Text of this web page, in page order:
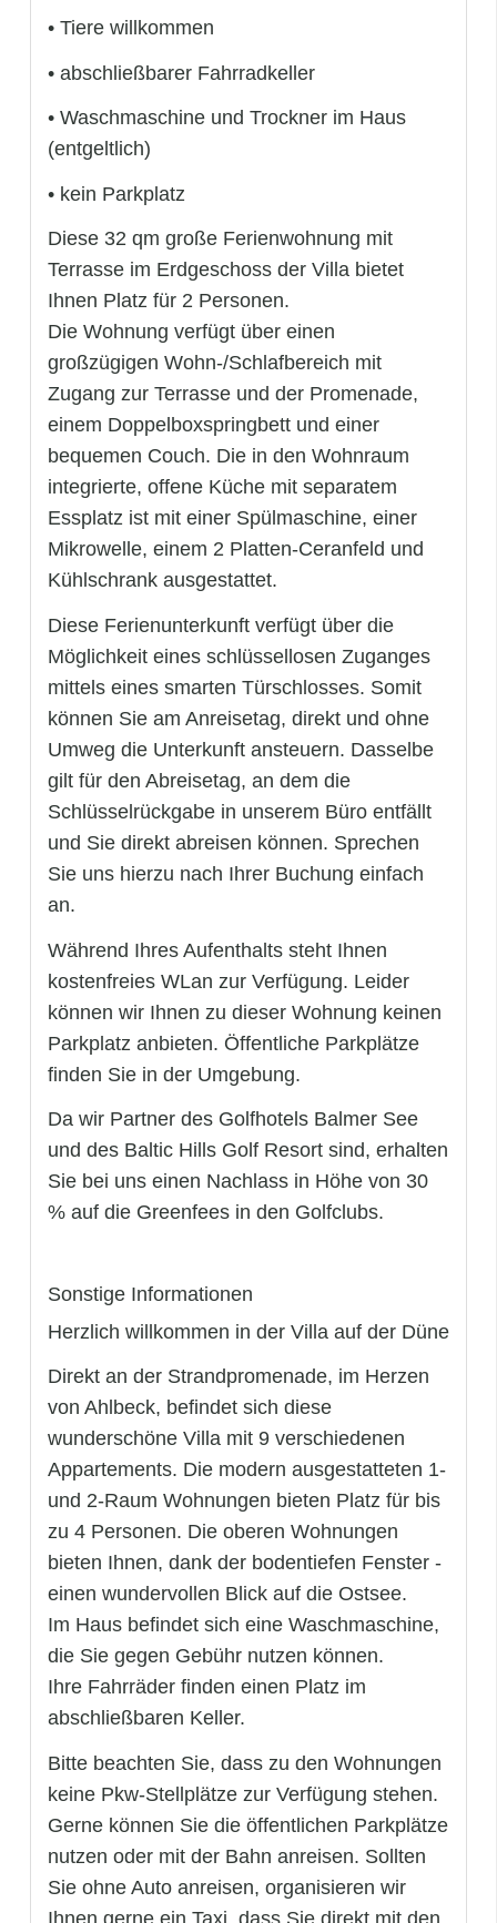
• Tiere willkommen
• abschließbarer Fahrradkeller
• Waschmaschine und Trockner im Haus
(entgeltlich)
• kein Parkplatz
Diese 32 qm große Ferienwohnung mit
Terrasse im Erdgeschoss der Villa bietet
Ihnen Platz für 2 Personen.
Die Wohnung verfügt über einen
großzügigen Wohn-/Schlafbereich mit
Zugang zur Terrasse und der Promenade,
einem Doppelboxspringbett und einer
bequemen Couch. Die in den Wohnraum
integrierte, offene Küche mit separatem
Essplatz ist mit einer Spülmaschine, einer
Mikrowelle, einem 2 Platten-Ceranfeld und
Kühlschrank ausgestattet.
Diese Ferienunterkunft verfügt über die
Möglichkeit eines schlüssellosen Zuganges
mittels eines smarten Türschlosses. Somit
können Sie am Anreisetag, direkt und ohne
Umweg die Unterkunft ansteuern. Dasselbe
gilt für den Abreisetag, an dem die
Schlüsselrückgabe in unserem Büro entfällt
und Sie direkt abreisen können. Sprechen
Sie uns hierzu nach Ihrer Buchung einfach
an.
Während Ihres Aufenthalts steht Ihnen
kostenfreies WLan zur Verfügung. Leider
können wir Ihnen zu dieser Wohnung keinen
Parkplatz anbieten. Öffentliche Parkplätze
finden Sie in der Umgebung.
Da wir Partner des Golfhotels Balmer See
und des Baltic Hills Golf Resort sind, erhalten
Sie bei uns einen Nachlass in Höhe von 30
% auf die Greenfees in den Golfclubs.
Sonstige Informationen
Herzlich willkommen in der Villa auf der Düne
Direkt an der Strandpromenade, im Herzen
von Ahlbeck, befindet sich diese
wunderschöne Villa mit 9 verschiedenen
Appartements. Die modern ausgestatteten 1-
und 2-Raum Wohnungen bieten Platz für bis
zu 4 Personen. Die oberen Wohnungen
bieten Ihnen, dank der bodentiefen Fenster -
einen wundervollen Blick auf die Ostsee.
Im Haus befindet sich eine Waschmaschine,
die Sie gegen Gebühr nutzen können.
Ihre Fahrräder finden einen Platz im
abschließbaren Keller.
Bitte beachten Sie, dass zu den Wohnungen
keine Pkw-Stellplätze zur Verfügung stehen.
Gerne können Sie die öffentlichen Parkplätze
nutzen oder mit der Bahn anreisen. Sollten
Sie ohne Auto anreisen, organisieren wir